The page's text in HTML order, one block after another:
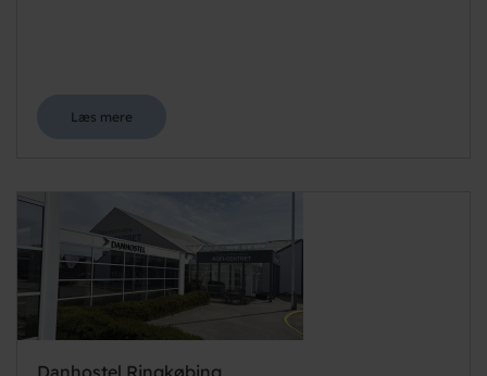
Læs mere
Danhostel Ringkøbing